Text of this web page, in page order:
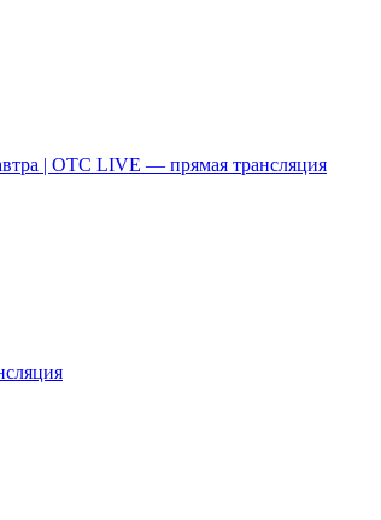
| ОТС LIVE — прямая трансляция